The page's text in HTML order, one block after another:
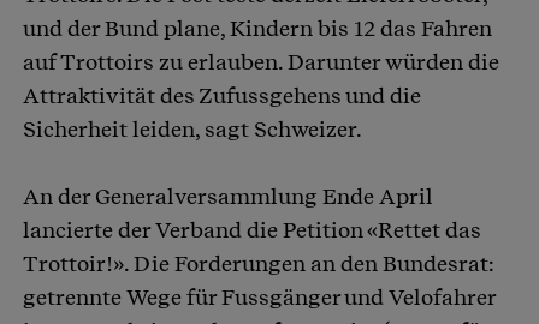
und der Bund plane, Kindern bis 12 das Fahren
auf Trottoirs zu erlauben. Darunter würden die
Attraktivität des Zufussgehens und die
Sicherheit leiden, sagt Schweizer.
An der Generalversammlung Ende April
lancierte der Verband die Petition «Rettet das
Trottoir!». Die Forderungen an den Bundesrat:
getrennte Wege für Fussgänger und Velofahrer